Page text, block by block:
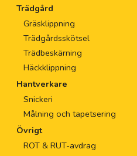
Trädgård
Gräsklippning
Trädgårdsskötsel
Trädbeskärning
Häckklippning
Hantverkare
Snickeri
Målning och tapetsering
Övrigt
ROT & RUT-avdrag